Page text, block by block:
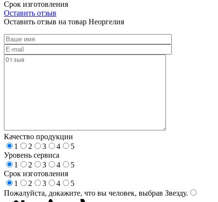
Срок изготовления
Оставить отзыв
Оставить отзыв на товар Неоргелия
Качество продукции
1
2 3 4
5
Уровень сервиса
1
2 3 4
5
Срок изготовления
1
2 3 4
5
Пожалуйста, докажите, что вы человек, выбрав Звезду.